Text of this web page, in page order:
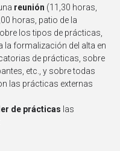
reunión (11,30 horas,
horas, patio de la
los tipos de prácticas,
la formalización del alta en
de prácticas, sobre
etc., y sobre todas
las prácticas externas
de prácticas las